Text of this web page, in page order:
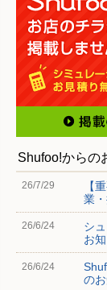
Shufoo!からの
26/7/29
【
業
26/6/24
シ
お
26/6/24
の